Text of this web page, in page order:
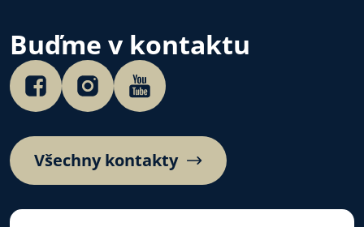
Buďme v kontaktu
Všechny kontakty